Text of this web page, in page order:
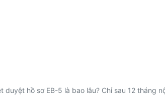
duyệt hồ sơ EB-5 là bao lâu? Chỉ sau 12 tháng